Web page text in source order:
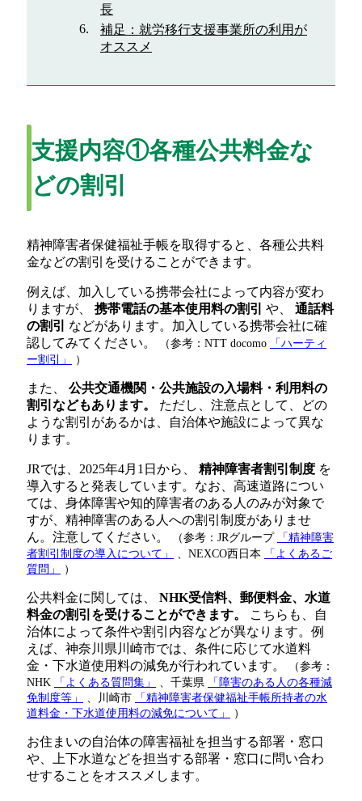
長
補足：就労移行支援事業所の利用が
オススメ
支援内容①各種公共料金な
どの割引
精神障害者保健福祉手帳を取得すると、各種公共料
金などの割引を受けることができます。
例えば、加入している携帯会社によって内容が変わ
りますが、 携帯電話の基本使用料の割引 や、 通話料
の割引
などがあります。加入している携帯会社に確
認してみてください。
（参考：NTT docomo
「ハーティ
ー割引」
）
また、 公共交通機関・公共施設の入場料・利用料の
割引などもあります。
ただし、注意点として、どの
ような割引があるかは、自治体や施設によって異な
ります。
JRでは、2025年4月1日から、 精神障害者割引制度 を
導入すると発表しています。なお、高速道路につい
ては、身体障害や知的障害者のある人のみが対象で
すが、精神障害のある人への割引制度がありませ
ん。注意してください。
（参考：JRグループ
「精神障害
者割引制度の導入について」
、NEXCO西日本
「よくあるご
質問」
）
公共料金に関しては、 NHK受信料、郵便料金、水道
料金の割引を受けることができます。
こちらも、自
治体によって条件や割引内容などが異なります。例
えば、神奈川県川崎市では、条件に応じて水道料
金・下水道使用料の減免が行われています。
（参考：
NHK
「よくある質問集」 、千葉県
「障害のある人の各種減
免制度等」
、川崎市
「精神障害者保健福祉手帳所持者の水
道料金・下水道使用料の減免について」
）
お住まいの自治体の障害福祉を担当する部署・窓口
や、上下水道などを担当する部署・窓口に問い合わ
せすることをオススメします。